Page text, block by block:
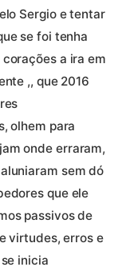
Sergio e tentar
se foi tenha
a ira em
,, que 2016
olhem para
onde erraram,
sem dó
que ele
passivos de
virtudes, erros e
inicia